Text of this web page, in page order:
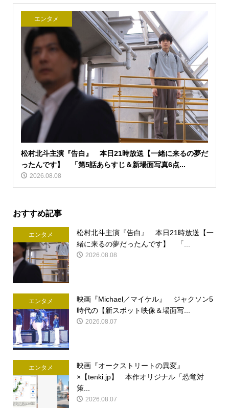
エンタメ
松村北斗主演『告白』 本日21時放送【一緒に来るの夢だ
ったんです】 「第5話あらすじ＆新場面写真6点...
2026.08.08
おすすめ記事
エンタメ
松村北斗主演『告白』 本日21時放送【一
緒に来るの夢だったんです】 「...
2026.08.08
エンタメ
映画『Michael／マイケル』 ジャクソン5
時代の【新スポット映像＆場面写...
2026.08.07
エンタメ
映画『オークストリートの異変』
×【tenki.jp】 本作オリジナル「恐竜対
策...
2026.08.07